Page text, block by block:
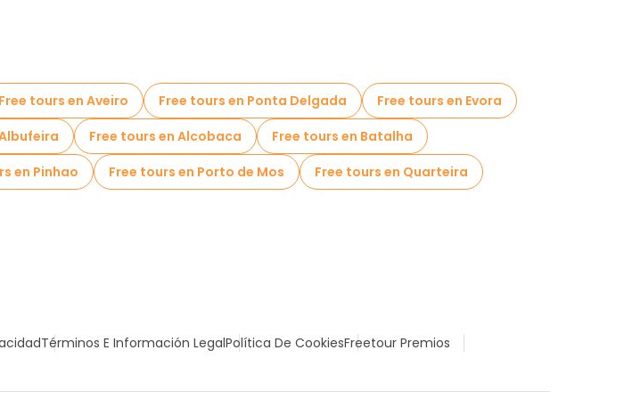
Free tours en Aveiro Free tours en Ponta Delgada
Free tours en Evora
Free tours en Alcobaca
Free tours en Batalha
en Pinhao Free tours en Porto de Mos Free tours en Quarteira
Términos E Información LegalPolítica De CookiesFreetour Premios